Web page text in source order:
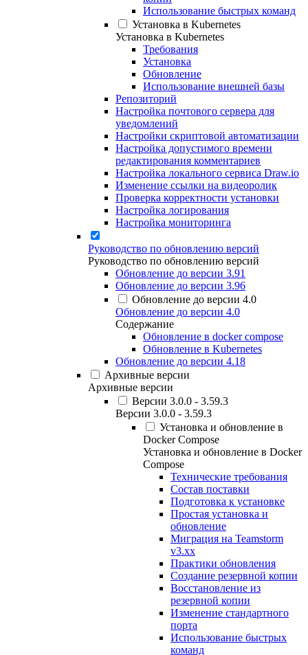
Использование быстрых команд
Установка в Kubernetes
Установка в Kubernetes
Требования
Установка
Обновление
Использование внешней базы
Репозиторий
Настройка почтового сервера для
уведомлений
Настройки скриптовой автоматизации
Настройка допустимого времени
редактирования комментариев
Настройка локального сервиса Draw.io
Изменение ссылки на видеоролик
Проверка корректности установки
Настройка логирования
Настройка мониторинга
Руководство по обновлению версий
Руководство по обновлению версий
Обновление до версии 3.91
Обновление до версии 3.96
Обновление до версии 4.0
Обновление до версии 4.0
Содержание
Обновление в docker compose
Обновление в Kubernetes
Обновление до версии 4.18
Архивные версии
Архивные версии
Версии 3.0.0 - 3.59.3
Версии 3.0.0 - 3.59.3
Установка и обновление в
Docker Compose
Установка и обновление в Docker
Compose
Технические требования
Состав поставки
Подготовка к установке
Простая установка и
обновление
Миграция на Teamstorm
v3.xx
Практики обновления
Создание резервной копии
Восстановление из
резервной копии
Изменение стандартного
порта
Использование быстрых
команд